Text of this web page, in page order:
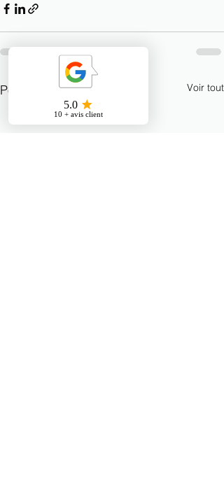
Posts récents Voir tout